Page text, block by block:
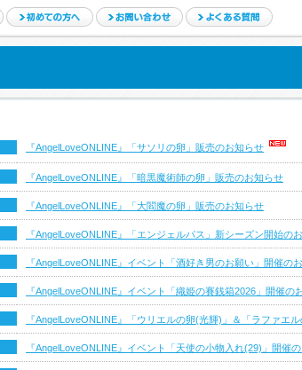
『AngelLoveONLINE』「サソリの卵」販売のお知らせ
『AngelLoveONLINE』「暗黒魔術師の卵」販売のお知らせ
『AngelLoveONLINE』「大閻魔の卵」販売のお知らせ
『AngelLoveONLINE』「エンジェルパス」新シーズン開始の
『AngelLoveONLINE』イベント「酒好き男のお願い」開催の
『AngelLoveONLINE』イベント「織姫の賽銭箱2026」開催の
『AngelLoveONLINE』「ウリエルの卵(光輝)」＆「ラファエ
『AngelLoveONLINE』イベント「天使の小物入れ(29)」開催